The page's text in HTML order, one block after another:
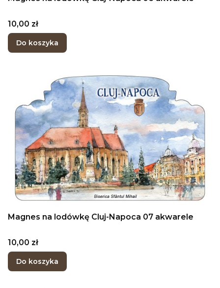
Cena
10,00 zł
Do koszyka
Magnes na lodówkę Cluj-Napoca 07 akwarele
Cena
10,00 zł
Do koszyka